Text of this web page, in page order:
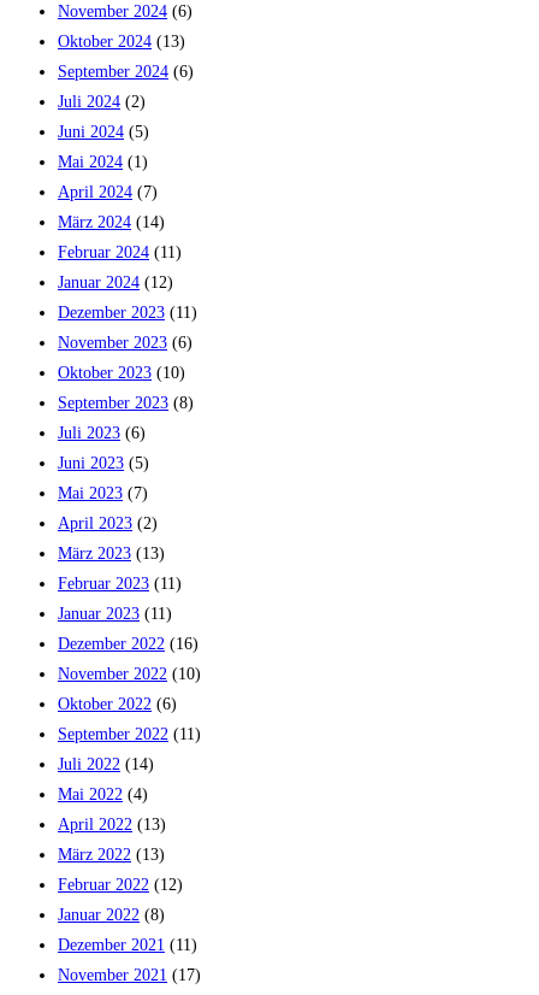
November 2024 (6)
Oktober 2024 (13)
September 2024 (6)
Juli 2024 (2)
Juni 2024 (5)
Mai 2024 (1)
April 2024 (7)
März 2024 (14)
Februar 2024 (11)
Januar 2024 (12)
Dezember 2023 (11)
November 2023 (6)
Oktober 2023 (10)
September 2023 (8)
Juli 2023 (6)
Juni 2023 (5)
Mai 2023 (7)
April 2023 (2)
März 2023 (13)
Februar 2023 (11)
Januar 2023 (11)
Dezember 2022 (16)
November 2022 (10)
Oktober 2022 (6)
September 2022 (11)
Juli 2022 (14)
Mai 2022 (4)
April 2022 (13)
März 2022 (13)
Februar 2022 (12)
Januar 2022 (8)
Dezember 2021 (11)
November 2021 (17)